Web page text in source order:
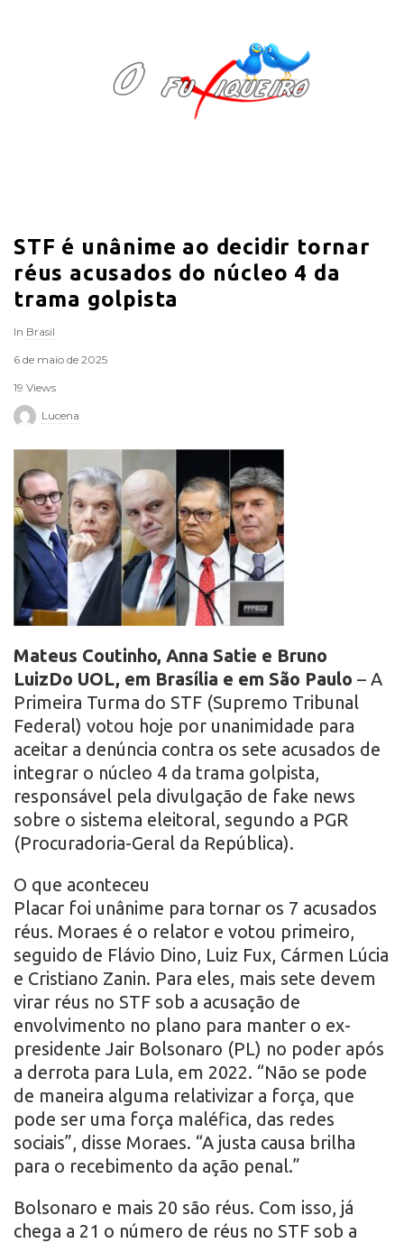
F
q
u
r
o
STF é unânime ao decidir tornar
réus acusados do núcleo 4 da
trama golpista
In Brasil
6 de maio de 2025
19 Views
Lucena
Mateus Coutinho, Anna Satie e Bruno
LuizDo UOL, em Brasília e em São Paulo – A
Primeira Turma do STF (Supremo Tribunal
Federal) votou hoje por unanimidade para
aceitar a denúncia contra os sete acusados de
integrar o núcleo 4 da trama golpista,
responsável pela divulgação de fake news
sobre o sistema eleitoral, segundo a PGR
(Procuradoria-Geral da República).
O que aconteceu
Placar foi unânime para tornar os 7 acusados
réus. Moraes é o relator e votou primeiro,
seguido de Flávio Dino, Luiz Fux, Cármen Lúcia
e Cristiano Zanin. Para eles, mais sete devem
virar réus no STF sob a acusação de
envolvimento no plano para manter o ex-
presidente Jair Bolsonaro (PL) no poder após
a derrota para Lula, em 2022. “Não se pode
de maneira alguma relativizar a força, que
pode ser uma força maléfica, das redes
sociais”, disse Moraes. “A justa causa brilha
para o recebimento da ação penal.”
Bolsonaro e mais 20 são réus. Com isso, já
chega a 21 o número de réus no STF sob a